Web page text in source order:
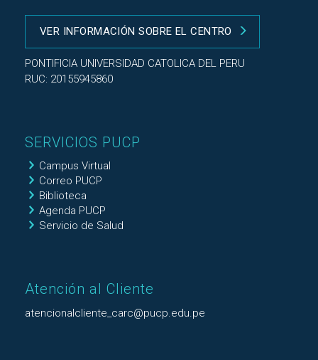
VER INFORMACIÓN SOBRE EL CENTRO
PONTIFICIA UNIVERSIDAD CATOLICA DEL PERU
RUC: 20155945860
SERVICIOS PUCP
Campus Virtual
Correo PUCP
Biblioteca
Agenda PUCP
Servicio de Salud
Atención al Cliente
atencionalcliente_carc@pucp.edu.pe